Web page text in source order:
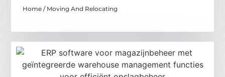
Home / Moving And Relocating